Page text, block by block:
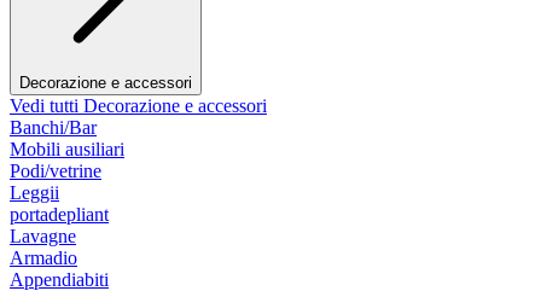
Decorazione e accessori
Vedi tutti Decorazione e accessori
Banchi/Bar
Mobili ausiliari
Podi/vetrine
Leggii
portadepliant
Lavagne
Armadio
Appendiabiti